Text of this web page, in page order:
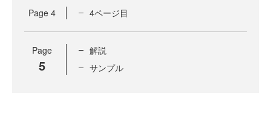
Page 4 4ページ目
Page
5
解説
サンプル